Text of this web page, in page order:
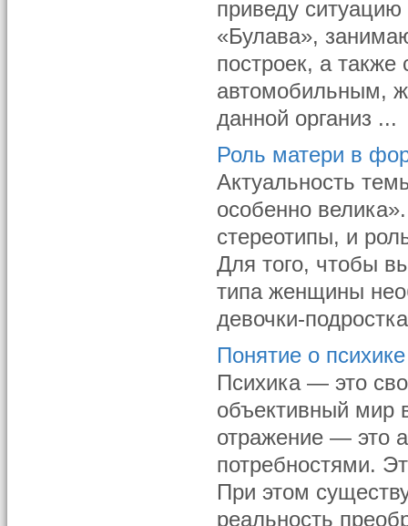
приведу
«Булава»,
построек, а также
автомобильным,
данной организ ...
Роль матери в
Актуальность
особенно
стереотипы, и
Для того, чтобы
типа женщины
девочки-
Понятие о
Психика — это
объективный мир
отражение — это
потребностями.
При этом
реальность